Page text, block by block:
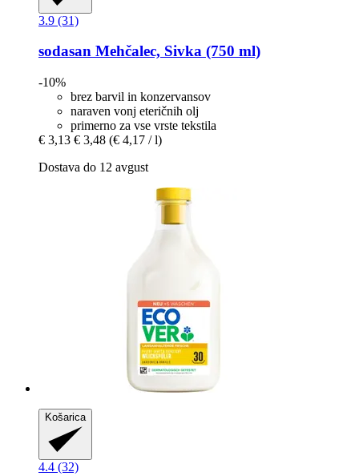
3.9 (31)
sodasan Mehčalec, Sivka (750 ml)
-10%
brez barvil in konzervansov
naraven vonj eteričnih olj
primerno za vse vrste tekstila
€ 3,13 € 3,48 (€ 4,17 / l)
Dostava do 12 avgust
Košarica
4.4 (32)